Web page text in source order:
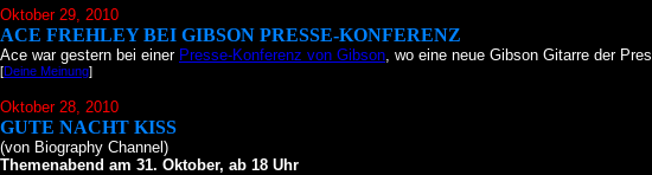
Oktober 29, 2010
ACE FREHLEY BEI GIBSON PRESSE-KONFERENZ
Ace war gestern bei einer Presse-Konferenz von Gibson, wo eine neue Gibson Gitarre der
[Deine Meinung]
Oktober 28, 2010
GUTE NACHT KISS
(von Biography Channel)
Themenabend am 31. Oktober, ab 18 Uhr